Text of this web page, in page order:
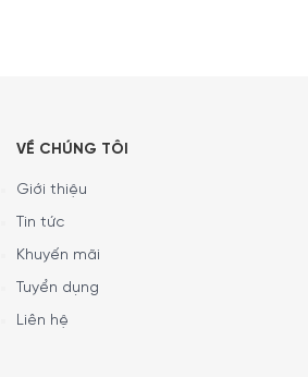
bảo nấu nướng tiết kiệm năng lượng
ra, khả năng chịu nhiệt lên đến
nghị là 220°C) và tính chất trung tính,
tiêu dùng khi chế biến các món ăn.
VỀ CHÚNG TÔI
Giới thiệu
Tin tức
Khuyến mãi
Tuyển dụng
Liên hệ